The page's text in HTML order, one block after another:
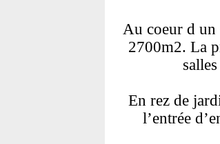
Au coeur d un
2700m2. La
En rez de
l’entrée